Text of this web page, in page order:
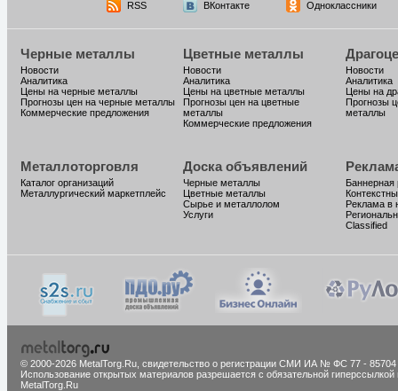
RSS ВКонтакте Одноклассники
Черные металлы
Новости
Аналитика
Цены на черные металлы
Прогнозы цен на черные металлы
Коммерческие предложения
Цветные металлы
Новости
Аналитика
Цены на цветные металлы
Прогнозы цен на цветные
металлы
Коммерческие предложения
Новости
Аналитика
Цены на
Прогнозы
металлы
Металлоторговля
Каталог организаций
Металлургический маркетплейс
Доска объявлений
Черные металлы
Цветные металлы
Сырье и металлолом
Услуги
Баннерная
Реклама в
Classified
© 2000-2026 MetalTorg.Ru, cвидетельство о регистрации СМИ ИА № ФС 77 - 85704
Использование открытых материалов разрешается с обязательной гиперссылкой
MetalTorg.Ru